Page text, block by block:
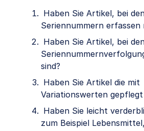
Haben Sie Artikel, bei
Seriennummern erfassen
Haben Sie Artikel, bei
sind?
Haben Sie Artikel die mit
Variationswerten gepflegt
Haben Sie leicht
zum Beispiel